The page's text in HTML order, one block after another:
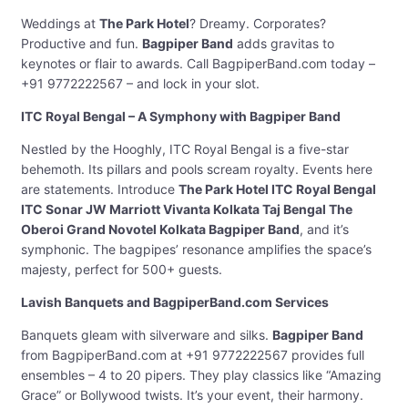
Weddings at The Park Hotel? Dreamy. Corporates?
Productive and fun. Bagpiper Band adds gravitas to
keynotes or flair to awards. Call BagpiperBand.com today –
+91 9772222567 – and lock in your slot.
ITC Royal Bengal – A Symphony with Bagpiper Band
Nestled by the Hooghly, ITC Royal Bengal is a five-star
behemoth. Its pillars and pools scream royalty. Events here
are statements. Introduce The Park Hotel ITC Royal Bengal
ITC Sonar JW Marriott Vivanta Kolkata Taj Bengal The
Oberoi Grand Novotel Kolkata Bagpiper Band, and it’s
symphonic. The bagpipes’ resonance amplifies the space’s
majesty, perfect for 500+ guests.
Lavish Banquets and BagpiperBand.com Services
Banquets gleam with silverware and silks. Bagpiper Band
from BagpiperBand.com at +91 9772222567 provides full
ensembles – 4 to 20 pipers. They play classics like “Amazing
Grace” or Bollywood twists. It’s your event, their harmony.